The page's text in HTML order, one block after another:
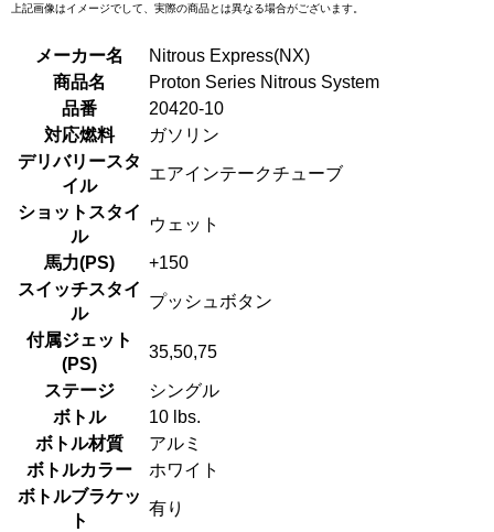
上記画像はイメージでして、実際の商品とは異なる場合がございます。
メーカー名
Nitrous Express(NX)
商品名
Proton Series Nitrous System
品番
20420-10
対応燃料
ガソリン
デリバリースタ
イル
エアインテークチューブ
ショットスタイ
ル
ウェット
馬力(PS)
+150
スイッチスタイ
ル
プッシュボタン
付属ジェット
(PS)
35,50,75
ステージ
シングル
ボトル
10 lbs.
ボトル材質
アルミ
ボトルカラー
ホワイト
ボトルブラケッ
ト
有り